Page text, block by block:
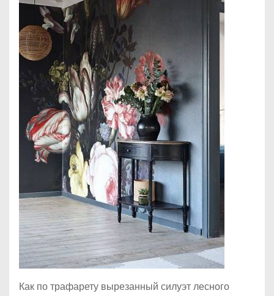
Как по трафарету вырезанный силуэт лесного